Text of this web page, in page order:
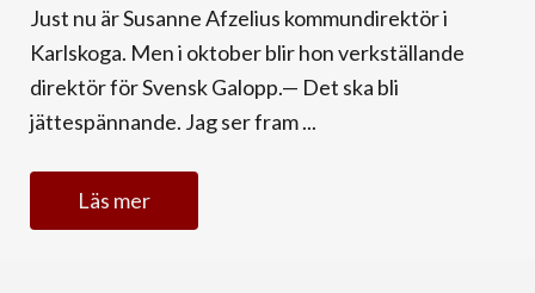
Just nu är Susanne Afzelius kommundirektör i
Karlskoga. Men i oktober blir hon verkställande
direktör för Svensk Galopp.— Det ska bli
jättespännande. Jag ser fram ...
Läs mer